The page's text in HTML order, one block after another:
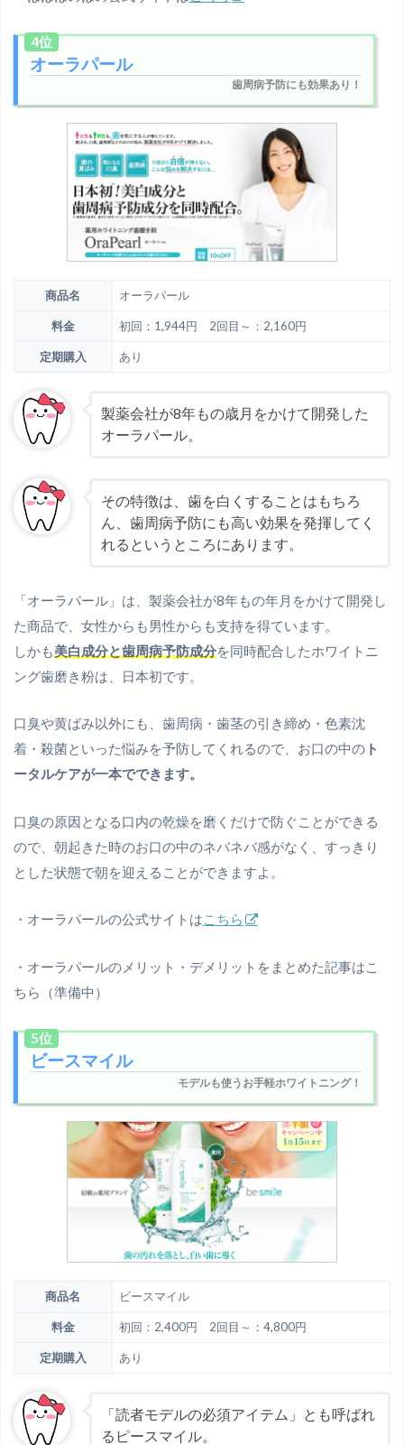
4位
オーラパール
歯周病予防にも効果あり！
商品名 オーラパール
料金 初回：1,944円 2回目～：2,160円
定期購入 あり
製薬会社が8年もの歳月をかけて開発した
オーラパール。
その特徴は、歯を白くすることはもちろ
ん、歯周病予防にも高い効果を発揮してく
れるというところにあります。
「オーラパール」は、製薬会社が8年もの年月をかけて開発し
た商品で、女性からも男性からも支持を得ています。
しかも美白成分と歯周病予防成分を同時配合したホワイトニ
ング歯磨き粉は、日本初です。
口臭や黄ばみ以外にも、歯周病・歯茎の引き締め・色素沈
着・殺菌といった悩みを予防してくれるので、お口の中のト
ータルケアが一本でできます。
口臭の原因となる口内の乾燥を磨くだけで防ぐことができる
ので、朝起きた時のお口の中のネバネバ感がなく、すっきり
とした状態で朝を迎えることができますよ。
・オーラパールの公式サイトはこちら
・オーラパールのメリット・デメリットをまとめた記事はこ
ちら（準備中）
5位
ビースマイル
モデルも使うお手軽ホワイトニング！
商品名 ビースマイル
料金 初回：2,400円 2回目～：4,800円
定期購入 あり
「読者モデルの必須アイテム」とも呼ばれ
るピースマイル。